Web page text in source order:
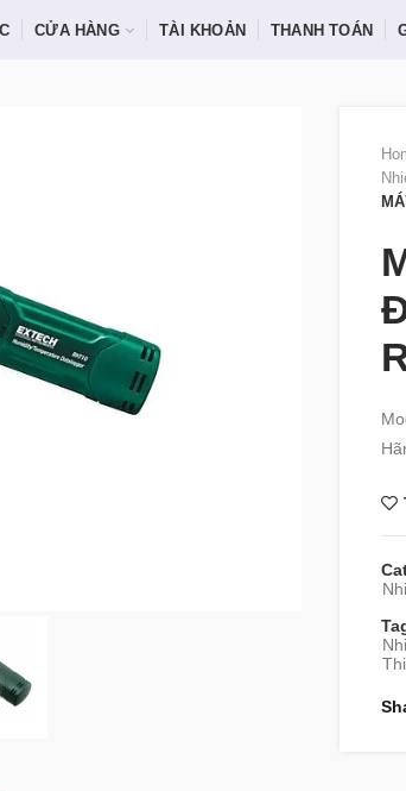
CỬA HÀNG TÀI KHOẢN THANH TOÁN